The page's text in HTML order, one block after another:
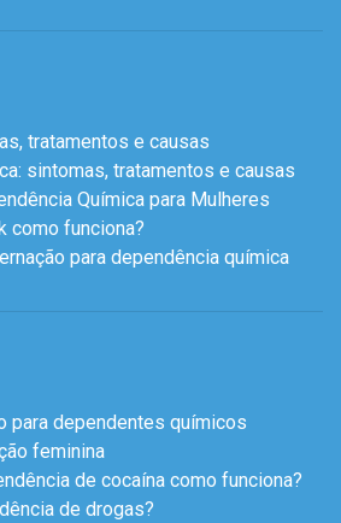
tratamentos e causas
sintomas, tratamentos e causas
Química para Mulheres
como funciona?
para dependência química
para dependentes químicos
feminina
de cocaína como funciona?
de drogas?